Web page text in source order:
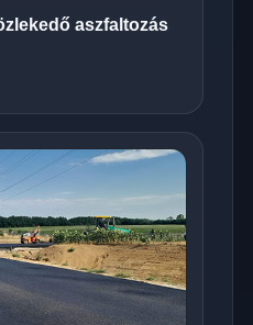
aszfaltozás